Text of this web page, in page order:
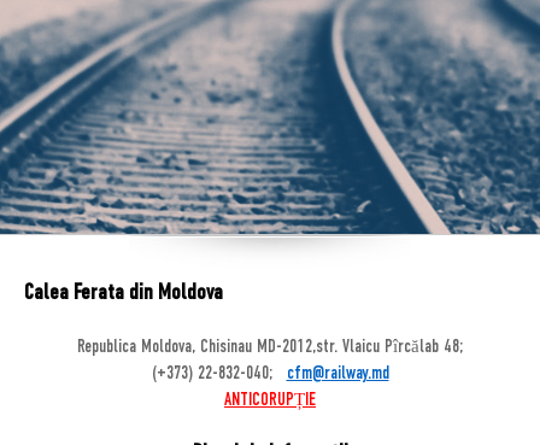
Calea Ferata din Moldova
Republica Moldova, Chisinau MD-2012,str. Vlaicu Pîrcălab 48;
(+373) 22-832-040;
cfm@railway.md
ANTICORUPȚIE